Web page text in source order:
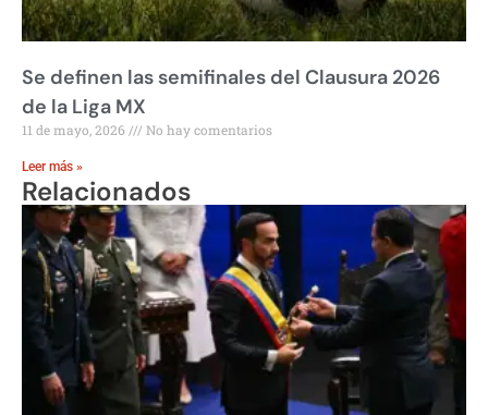
Se definen las semifinales del Clausura 2026
de la Liga MX
11 de mayo, 2026 No hay comentarios
Leer más »
Relacionados